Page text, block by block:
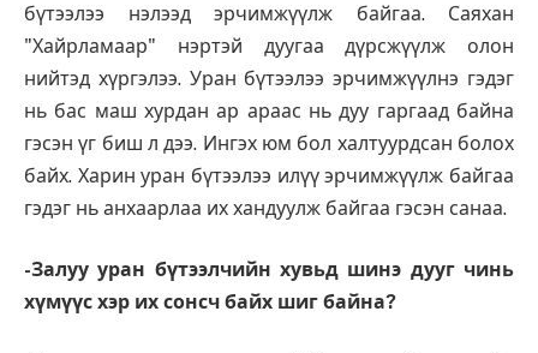
бүтээлээ нэлээд эрчимжүүлж байгаа. Саяхан
"Хайрламаар" нэртэй дуугаа дүрсжүүлж олон
нийтэд хүргэлээ. Уран бүтээлээ эрчимжүүлнэ гэдэг
нь бас маш хурдан ар араас нь дуу гаргаад байна
гэсэн үг биш л дээ. Ингэх юм бол халтуурдсан болох
байх. Харин уран бүтээлээ илүү эрчимжүүлж байгаа
гэдэг нь анхаарлаа их хандуулж байгаа гэсэн санаа.
-Залуу уран бүтээлчийн хувьд шинэ дууг чинь
хүмүүс хэр их сонсч байх шиг байна?